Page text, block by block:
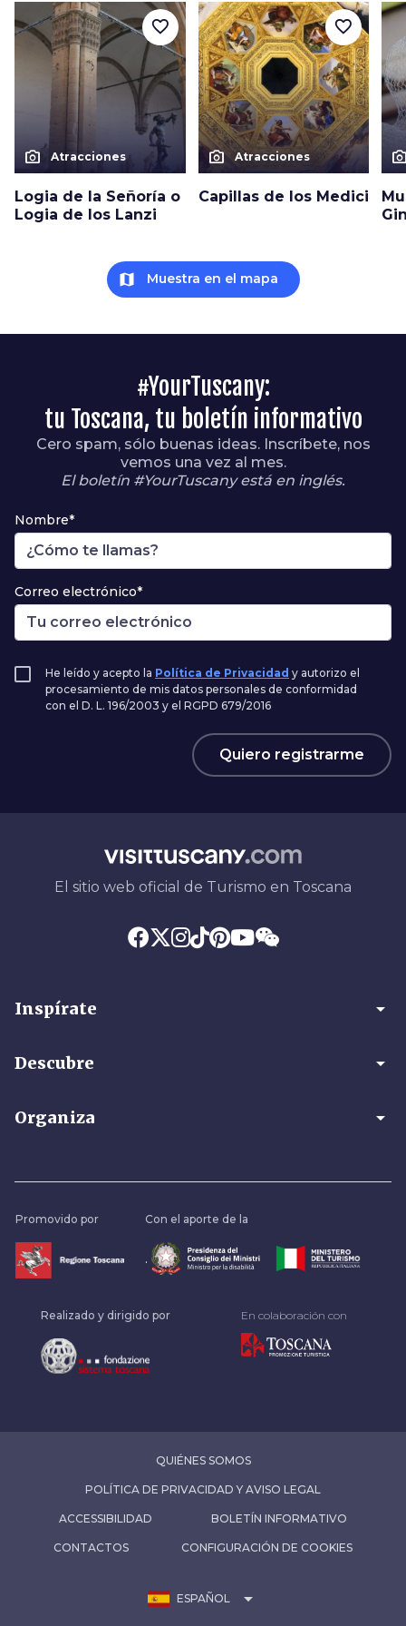
photo_camera Atracciones
Logia de la Señoría o
Logia de los Lanzi
favorite_border
photo_camera Atracciones
Capillas de los Medici
favorite_border
map Muestra en el mapa
#YourTuscany:
tu Toscana, tu boletín informativo
Cero spam, sólo buenas ideas. Inscríbete, nos
vemos una vez al mes.
El boletín #YourTuscany está en inglés.
Nombre*
Correo electrónico*
He leído y acepto la Política de Privacidad y autorizo el
procesamiento de mis datos personales de conformidad
con el D. L. 196/2003 y el RGPD 679/2016
Quiero registrarme
El sitio web oficial de Turismo en Toscana
Inspírate arrow_drop_down
Descubre arrow_drop_down
Organiza arrow_drop_down
Promovido por Con el aporte de la
.
Realizado y dirigido por En colaboración con
QUIÉNES SOMOS
POLÍTICA DE PRIVACIDAD Y AVISO LEGAL
ACCESSIBILIDAD BOLETÍN INFORMATIVO
CONTACTOS CONFIGURACIÓN DE COOKIES
ESPAÑOL arrow_drop_down